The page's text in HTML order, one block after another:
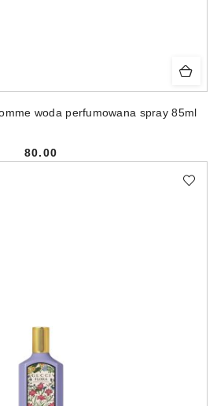
woda perfumowana spray 85ml
Cena:
80.00